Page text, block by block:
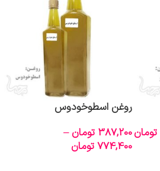
تومان
روغن اسطوخودوس
387,200 تومان –
774,400تومان